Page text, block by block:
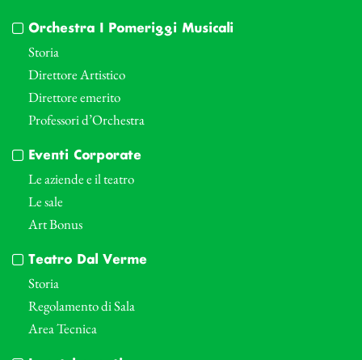
Orchestra I Pomeriggi Musicali
Storia
Direttore Artistico
Direttore emerito
Professori d’Orchestra
Eventi Corporate
Le aziende e il teatro
Le sale
Art Bonus
Teatro Dal Verme
Storia
Regolamento di Sala
Area Tecnica